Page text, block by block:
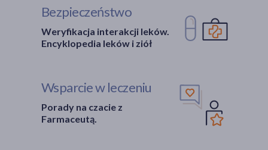
Bezpieczeństwo
Weryfikacja interakcji leków.
Encyklopedia leków i ziół
Wsparcie w leczeniu
Porady na czacie z
Farmaceutą.